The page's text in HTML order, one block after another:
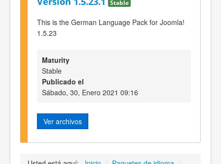
Stable
This is the German Language Pack for Joomla!
1.5.23
Maturity
Stable
Publicado el
Sábado, 30, Enero 2021 09:16
Ver archivos